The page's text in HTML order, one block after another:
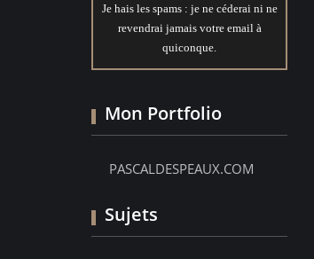
Je hais les spams : je ne céderai ni ne
revendrai jamais votre email à
quiconque.
Mon Portfolio
PASCALDESPEAUX.COM
Sujets